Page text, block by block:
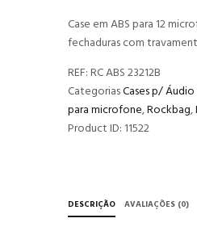
Case em ABS para 12
fechaduras com
REF:RC ABS 23212B
CategoriasCases p/
para microfone,Rockbag,
Product ID: 11522
DESCRIÇÃO AVALIAÇÕES (0)